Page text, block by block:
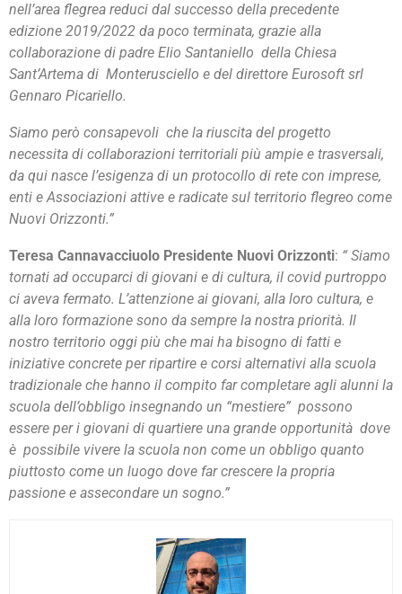
nell’area flegrea reduci dal successo della precedente
edizione 2019/2022 da poco terminata, grazie alla
collaborazione di padre Elio Santaniello della Chiesa
Sant’Artema di Monterusciello e del direttore Eurosoft srl
Gennaro Picariello.
Siamo però consapevoli che la riuscita del progetto
necessita di collaborazioni territoriali più ampie e trasversali,
da qui nasce l’esigenza di un protocollo di rete con imprese,
enti e Associazioni attive e radicate sul territorio flegreo come
Nuovi Orizzonti.”
Teresa Cannavacciuolo Presidente Nuovi Orizzonti: “ Siamo
tornati ad occuparci di giovani e di cultura, il covid purtroppo
ci aveva fermato. L’attenzione ai giovani, alla loro cultura, e
alla loro formazione sono da sempre la nostra priorità. Il
nostro territorio oggi più che mai ha bisogno di fatti e
iniziative concrete per ripartire e corsi alternativi alla scuola
tradizionale che hanno il compito far completare agli alunni la
scuola dell’obbligo insegnando un “mestiere” possono
essere per i giovani di quartiere una grande opportunità dove
è possibile vivere la scuola non come un obbligo quanto
piuttosto come un luogo dove far crescere la propria
passione e assecondare un sogno.”